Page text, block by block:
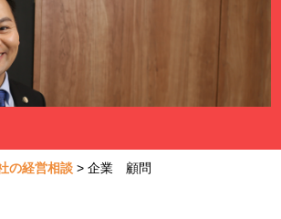
の経営相談 > 企業 顧問